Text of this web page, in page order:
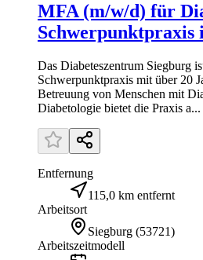
MFA (m/w/d) für
Schwerpunktpraxis
Das Diabeteszentrum Siegburg
Schwerpunktpraxis mit über 20
Betreuung von Menschen mit
Diabetologie bietet die Praxis a...
Entfernung
115,0 km entfernt
Arbeitsort
Siegburg (53721)
Arbeitszeitmodell